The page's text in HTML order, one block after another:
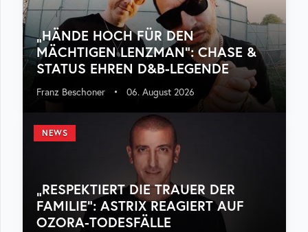
„HÄNDE HOCH FÜR DEN
MÄCHTIGEN LENZMAN“: CHASE &
STATUS EHREN D&B-LEGENDE
Franz Beschoner • 06. August 2026
NEWS
„RESPEKTIERT DIE TRAUER DER
FAMILIE“: ASTRIX REAGIERT AUF
OZORA-TODESFÄLLE